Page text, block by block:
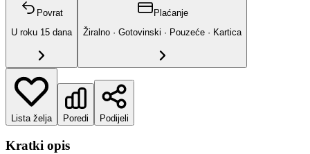
Povrat
U roku 15 dana
Plaćanje
Žiralno · Gotovinski · Pouzeće · Kartica
Lista želja Poredi Podijeli
Kratki opis